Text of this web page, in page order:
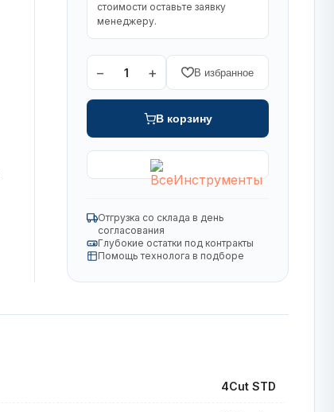
стоимости оставьте заявку
менеджеру.
− 1 + В избранное
В корзину
Отгрузка со склада в день
согласования
Глубокие остатки под контракты
Помощь технолога в подборе
4Cut STD